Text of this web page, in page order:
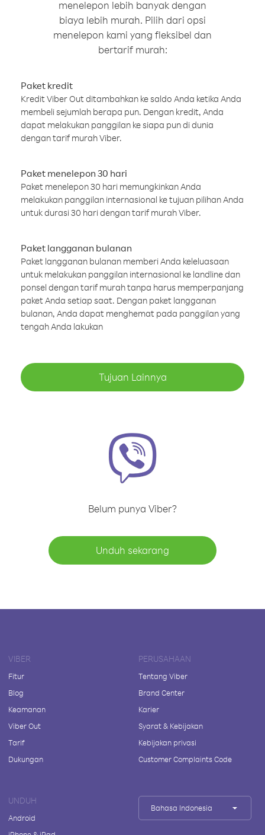
menelepon lebih banyak dengan
biaya lebih murah. Pilih dari opsi
menelepon kami yang fleksibel dan
bertarif murah:
Paket kredit
Kredit Viber Out ditambahkan ke saldo Anda ketika Anda
membeli sejumlah berapa pun. Dengan kredit, Anda
dapat melakukan panggilan ke siapa pun di dunia
dengan tarif murah Viber.
Paket menelepon 30 hari
Paket menelepon 30 hari memungkinkan Anda
melakukan panggilan internasional ke tujuan pilihan Anda
untuk durasi 30 hari dengan tarif murah Viber.
Paket langganan bulanan
Paket langganan bulanan memberi Anda keleluasaan
untuk melakukan panggilan internasional ke landline dan
ponsel dengan tarif murah tanpa harus memperpanjang
paket Anda setiap saat. Dengan paket langganan
bulanan, Anda dapat menghemat pada panggilan yang
tengah Anda lakukan
Tujuan Lainnya
Belum punya Viber?
Unduh sekarang
VIBER
Fitur
Blog
Keamanan
Viber Out
Tarif
Dukungan
PERUSAHAAN
Tentang Viber
Brand Center
Karier
Syarat & Kebijakan
Kebijakan privasi
Customer Complaints Code
UNDUH
Android
Bahasa Indonesia